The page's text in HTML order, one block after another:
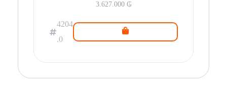
3.627.000 ₲
4204
.0